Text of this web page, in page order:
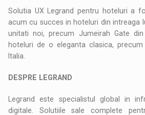
Solutia UX Legrand pentru hoteluri a
acum cu succes in hoteluri din intreaga
unitati noi, precum Jumeirah Gate
hoteluri de o eleganta clasica,
Italia.
DESPRE LEGRAND
Legrand este specialistul global in
digitale. Solutiile sale complete